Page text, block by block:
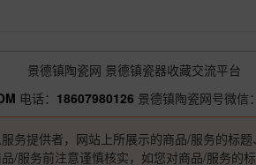
景德镇陶瓷网 景德镇瓷器收藏交流平台
电话： 18607980126 景德镇陶瓷网号微信：
务提供者，网站上所展示的商品/服务的标
/服务前注意谨慎核实，如您对商品/服务的